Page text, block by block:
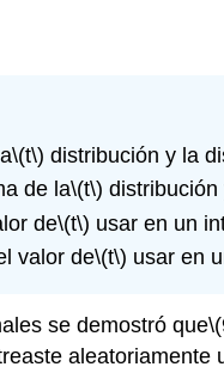
\(t\) distribución y la
de la\(t\) distribución
de\(t\) usar en un
valor de\(t\) usar en
se demostró que